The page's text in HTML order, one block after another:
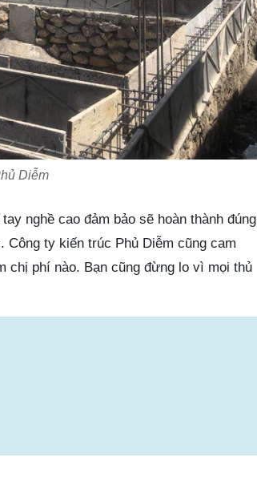
Diễm
nghề cao đảm bảo sẽ hoàn thành đúng
ty kiến trúc Phủ Diễm cũng cam
chị phí nào. Bạn cũng đừng lo vì mọi thủ